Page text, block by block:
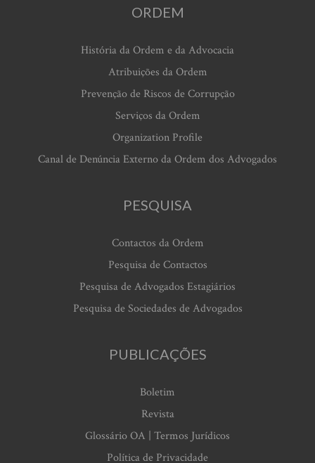
ORDEM
História da Ordem e da Advocacia
Atribuições da Ordem
Prevenção de Riscos de Corrupção
Serviços da Ordem
Organization Profile
Canal de Denúncia Externo da Ordem dos Advogados
PESQUISA
Contactos da Ordem
Pesquisa de Contactos
Pesquisa de Advogados Estagiários
Pesquisa de Sociedades de Advogados
PUBLICAÇÕES
Boletim
Revista
Glossário OA | Termos Jurídicos
Política de Privacidade